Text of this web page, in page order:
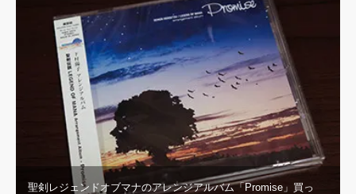
聖剣レジェンドオブマナのアレンジアルバム「Promise」買っ